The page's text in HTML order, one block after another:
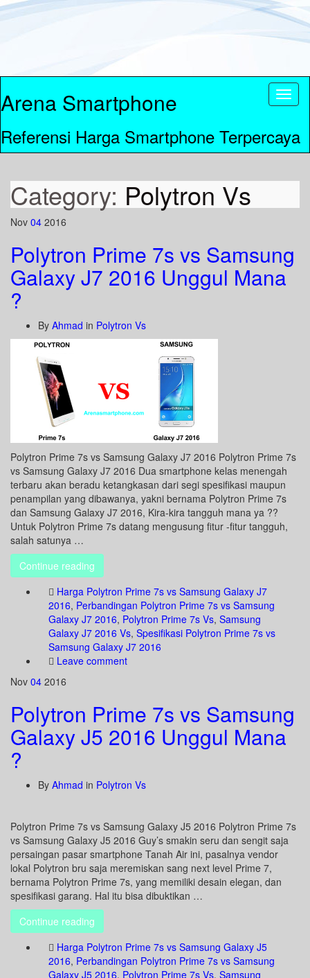
Arena Smartphone
Referensi Harga Smartphone Terpercaya
Category: Polytron Vs
Nov 04 2016
Polytron Prime 7s vs Samsung
Galaxy J7 2016 Unggul Mana
?
By Ahmad in Polytron Vs
Polytron Prime 7s vs Samsung Galaxy J7 2016 Polytron Prime 7s
vs Samsung Galaxy J7 2016 Dua smartphone kelas menengah
terbaru akan beradu ketangkasan dari segi spesifikasi maupun
penampilan yang dibawanya, yakni bernama Polytron Prime 7s
dan Samsung Galaxy J7 2016, Kira-kira tangguh mana ya ??
Untuk Polytron Prime 7s datang mengusung fitur -fitur tangguh,
salah satunya …
Continue reading
Harga Polytron Prime 7s vs Samsung Galaxy J7
2016, Perbandingan Polytron Prime 7s vs Samsung
Galaxy J7 2016, Polytron Prime 7s Vs, Samsung
Galaxy J7 2016 Vs, Spesifikasi Polytron Prime 7s vs
Samsung Galaxy J7 2016
Leave comment
Nov 04 2016
Polytron Prime 7s vs Samsung
Galaxy J5 2016 Unggul Mana
?
By Ahmad in Polytron Vs
Polytron Prime 7s vs Samsung Galaxy J5 2016 Polytron Prime 7s
vs Samsung Galaxy J5 2016 Guy’s smakin seru dan sengit saja
persaingan pasar smartphone Tanah Air ini, pasalnya vendor
lokal Polytron bru saja meremiskan sang next level Prime 7,
bernama Polytron Prime 7s, yang memiliki desain elegan, dan
spesifikasi garang. Hal itu bisa dibuktikan …
Continue reading
Harga Polytron Prime 7s vs Samsung Galaxy J5
2016, Perbandingan Polytron Prime 7s vs Samsung
Galaxy J5 2016, Polytron Prime 7s Vs, Samsung